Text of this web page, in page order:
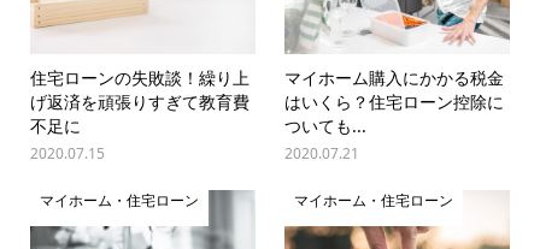
住宅ローンの失敗談！繰り上
げ返済を頑張りすぎて教育費
不足に
2020.07.15
マイホーム購入にかかる税金
はいくら？住宅ローン控除に
ついても...
2020.07.21
マイホーム・住宅ローン マイホーム・住宅ローン